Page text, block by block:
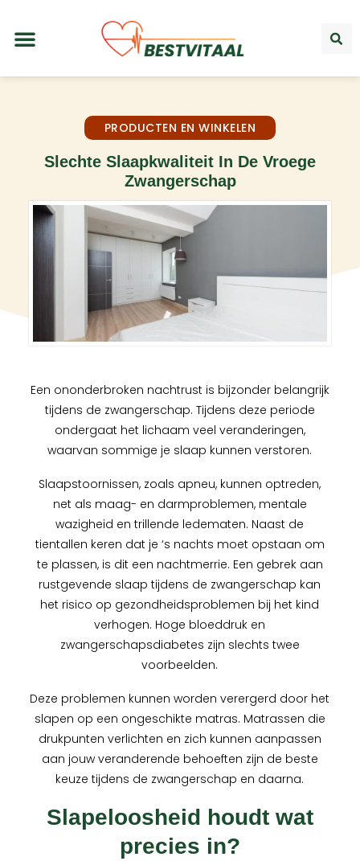
PRODUCTEN EN WINKELEN
Slechte Slaapkwaliteit In De Vroege
Zwangerschap
Een ononderbroken nachtrust is bijzonder belangrijk
tijdens de zwangerschap. Tijdens deze periode
ondergaat het lichaam veel veranderingen,
waarvan sommige je slaap kunnen verstoren.
Slaapstoornissen, zoals apneu, kunnen optreden,
net als maag- en darmproblemen, mentale
wazigheid en trillende ledematen. Naast de
tientallen keren dat je ‘s nachts moet opstaan om
te plassen, is dit een nachtmerrie. Een gebrek aan
rustgevende slaap tijdens de zwangerschap kan
het risico op gezondheidsproblemen bij het kind
verhogen. Hoge bloeddruk en
zwangerschapsdiabetes zijn slechts twee
voorbeelden.
Deze problemen kunnen worden verergerd door het
slapen op een ongeschikte matras. Matrassen die
drukpunten verlichten en zich kunnen aanpassen
aan jouw veranderende behoeften zijn de beste
keuze tijdens de zwangerschap en daarna.
Slapeloosheid houdt wat
precies in?